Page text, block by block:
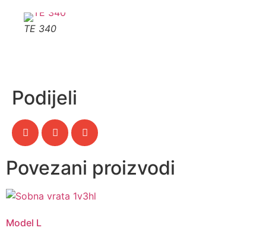
TE 340
Podijeli
Povezani proizvodi
Model L